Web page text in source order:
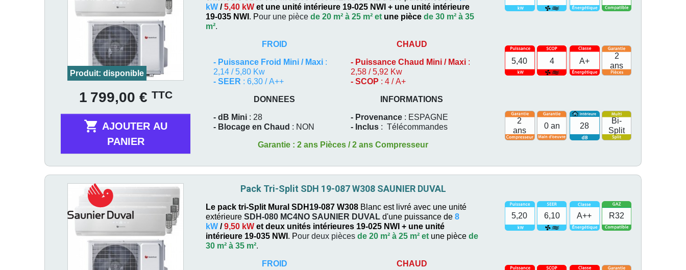
Produit: disponible
1 799,00 € TTC

PANIER
kW /5,40 kW et une unité intérieure 19-025 NWI + une unité intérieure
19-035 NWI . Pour une pièce de 20 m² à 25 m² et une pièce de 30 m² à 35
m².
FROID
- Puissance Froid Mini / Maxi :
2,14 / 5,80 Kw
- SEER : 6,30 / A++
CHAUD
- Puissance Chaud Mini / Maxi :
2,58 / 5,92 Kw
- SCOP : 4 / A+
DONNEES
- dB Mini : 28
- Blocage en Chaud : NON
INFORMATIONS
- Provenance : ESPAGNE
- Inclus : Télécommandes
Garantie : 2 ans Pièces / 2 ans Compresseur
2
ans
2
ans
0 an
5,40 4 A+
28
Bi-
Split
Pack Tri-Split SDH 19-087 W308 SAUNIER DUVAL
Le pack tri-Split Mural SDH19-087 W308 Blanc est livré avec une unité
extérieure SDH-080 MC4NO SAUNIER DUVAL d'une puissance de 8
kW /9,50 kW et deux unités intérieures 19-025 NWI + une unité
intérieure 19-035 NWI . Pour deux pièces de 20 m² à 25 m² et une pièce de
30 m² à 35 m².
FROID CHAUD
5,20 6,10 A++ R32